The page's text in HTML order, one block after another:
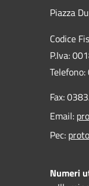
Piazza
Codice
P.Iva:
Telefono:
Fax:
Email:
Pec:
Numeri